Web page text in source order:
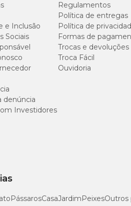
e Inclusão
Sociais
denúncia
Investidores
Regulamentos
Política de entregas
Política de
Formas de
Trocas e devoluções
Troca Fácil
Ouvidoria
PássarosCasaJardimPeixesOutros